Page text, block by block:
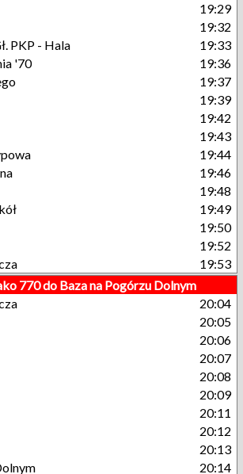
19:29
19:32
PKP - Hala
19:33
'70
19:36
19:37
19:39
19:42
19:43
19:44
19:46
19:48
19:49
19:50
19:52
19:53
770 do Baza na Pogórzu Dolnym
20:04
20:05
20:06
20:07
20:08
20:09
20:11
20:12
20:13
20:14